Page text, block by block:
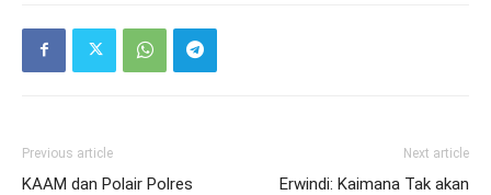
Previous article
KAAM dan Polair Polres
Next article
Erwindi: Kaimana Tak akan